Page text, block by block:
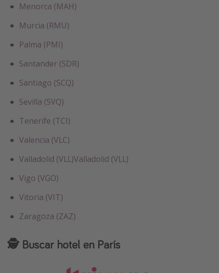
Menorca (MAH)
Murcia (RMU)
Palma (PMI)
Santander (SDR)
Santiago (SCQ)
Sevilla (SVQ)
Tenerife (TCI)
Valencia (VLC)
Valladolid (VLL)Valladolid (VLL)
Vigo (VGO)
Vitoria (VIT)
Zaragoza (ZAZ)
🕵️ Buscar hotel en París